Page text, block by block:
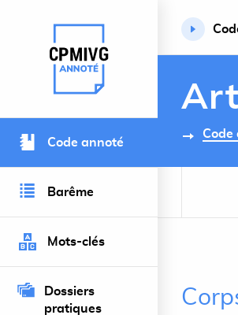
Retour à l’accueil du site
Code annoté
Barême
Mots-clés
Dossiers
pratiques
Code